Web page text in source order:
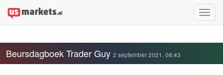
Toggle
Beursdagboek Trader Guy 2 september 2021, 08:43